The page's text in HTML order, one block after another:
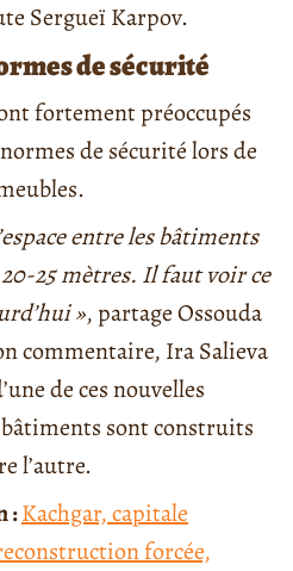
Sergueï Karpov.
de sécurité
fortement préoccupés
de sécurité lors de
entre les bâtiments
25 mètres. Il faut voir ce
», partage Ossouda
commentaire, Ira Salieva
de ces nouvelles
sont construits
l’autre.
:Kachgar, capitale
forcée,